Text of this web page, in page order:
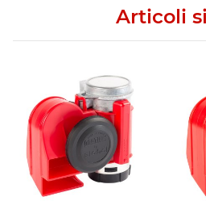
Articoli